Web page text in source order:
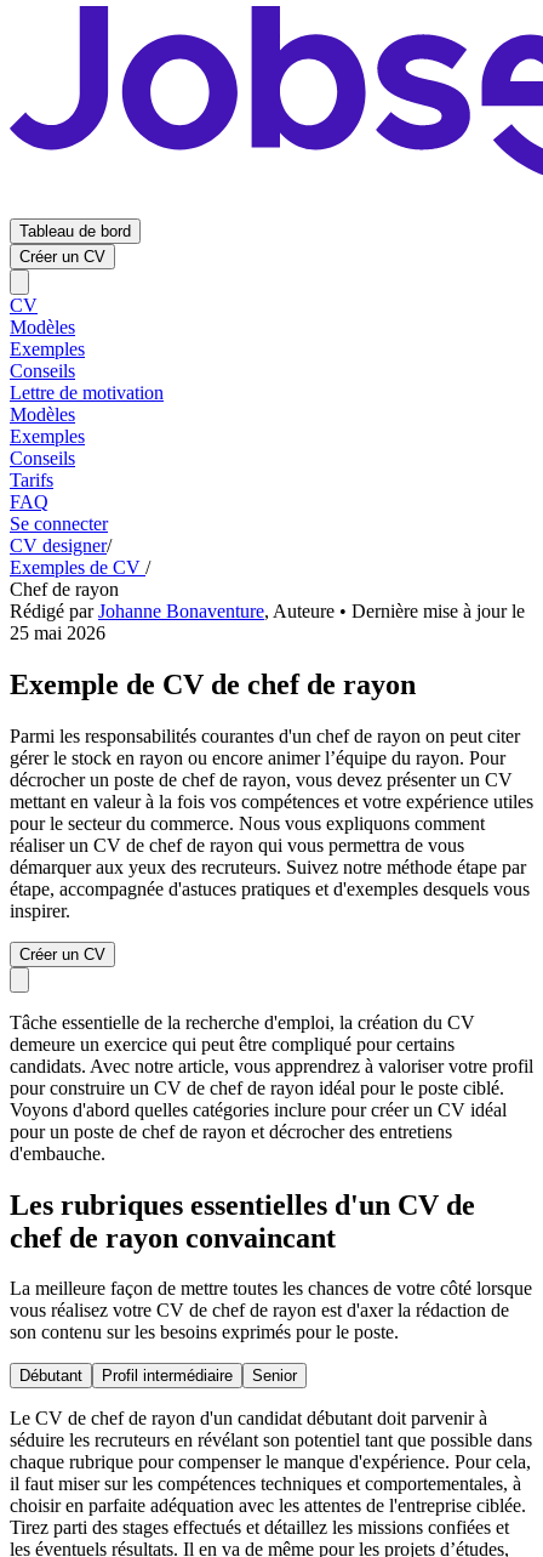
Tableau de bord
Créer un CV
CV
Modèles
Exemples
Conseils
Lettre de motivation
Modèles
Exemples
Conseils
Tarifs
FAQ
Se connecter
CV designer/
Exemples de CV /
Chef de rayon
Rédigé parJohanne Bonaventure, Auteure • Dernière mise à jour le
25 mai 2026
Exemple de CV de chef de rayon
Parmi les responsabilités courantes d'un chef de rayon on peut citer
gérer le stock en rayon ou encore animer l’équipe du rayon. Pour
décrocher un poste de chef de rayon, vous devez présenter un CV
mettant en valeur à la fois vos compétences et votre expérience utiles
pour le secteur du commerce. Nous vous expliquons comment
réaliser un CV de chef de rayon qui vous permettra de vous
démarquer aux yeux des recruteurs. Suivez notre méthode étape par
étape, accompagnée d'astuces pratiques et d'exemples desquels vous
inspirer.
Créer un CV
Tâche essentielle de la recherche d'emploi, la création du CV
demeure un exercice qui peut être compliqué pour certains
candidats. Avec notre article, vous apprendrez à valoriser votre profil
pour construire un CV de chef de rayon idéal pour le poste ciblé.
Voyons d'abord quelles catégories inclure pour créer un CV idéal
pour un poste de chef de rayon et décrocher des entretiens
d'embauche.
Les rubriques essentielles d'un CV de
chef de rayon convaincant
La meilleure façon de mettre toutes les chances de votre côté lorsque
vous réalisez votre CV de chef de rayon est d'axer la rédaction de
son contenu sur les besoins exprimés pour le poste.
Débutant Profil intermédiaire Senior
Le CV de chef de rayon d'un candidat débutant doit parvenir à
séduire les recruteurs en révélant son potentiel tant que possible dans
chaque rubrique pour compenser le manque d'expérience. Pour cela,
il faut miser sur les compétences techniques et comportementales, à
choisir en parfaite adéquation avec les attentes de l'entreprise ciblée.
Tirez parti des stages effectués et détaillez les missions confiées et
les éventuels résultats. Il en va de même pour les projets d’études,